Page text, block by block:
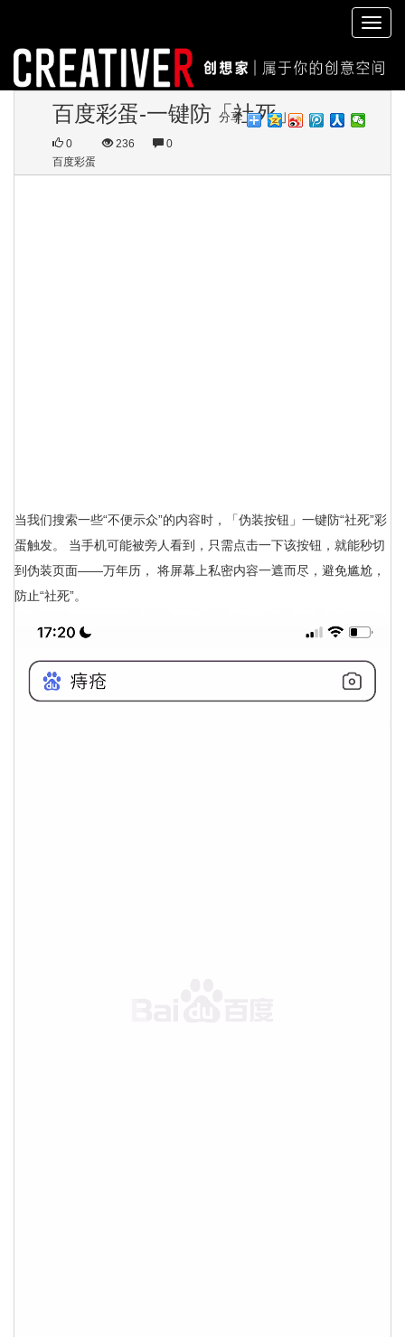
切
换
航
百度彩蛋-一键防「社死」
0 236
0
百度彩蛋
分享
当我们搜索一些“不便示众”的内容时，「伪装按钮」一键防“社死”彩
蛋触发。 当手机可能被旁人看到，只需点击一下该按钮，就能秒切
到伪装页面——万年历， 将屏幕上私密内容一遮而尽，避免尴尬，
防止“社死”。